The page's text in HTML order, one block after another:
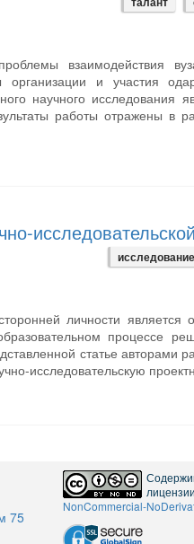
взаимодействия
и участия
научного исследования
работы отражены в
исследование
личности является
процессе
статье авторами
исследовательскую
75
лицензии
NonCommercial-